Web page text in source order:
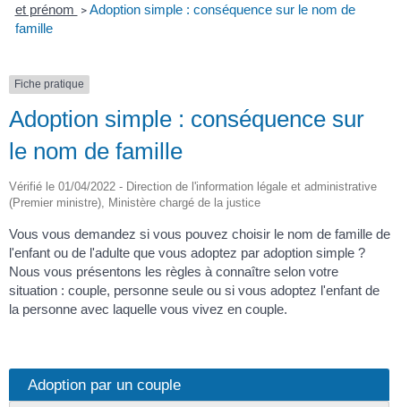
et prénom > Adoption simple : conséquence sur le nom de
famille
Fiche pratique
Adoption simple : conséquence sur
le nom de famille
Vérifié le 01/04/2022 - Direction de l'information légale et administrative
(Premier ministre), Ministère chargé de la justice
Vous vous demandez si vous pouvez choisir le nom de famille de
l'enfant ou de l'adulte que vous adoptez par adoption simple ?
Nous vous présentons les règles à connaître selon votre
situation : couple, personne seule ou si vous adoptez l'enfant de
la personne avec laquelle vous vivez en couple.
Adoption par un couple